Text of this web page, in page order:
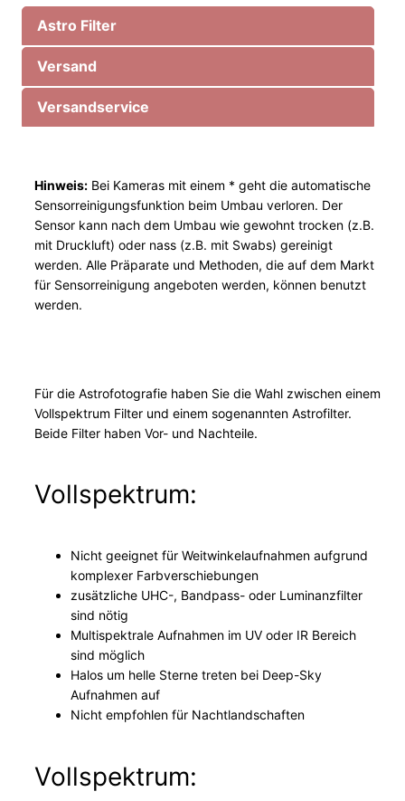
a
P
t
Astro Filter
Versand
Versandservice
Hinweis: Bei Kameras mit einem * geht die automatische
Sensorreinigungsfunktion beim Umbau verloren. Der
Sensor kann nach dem Umbau wie gewohnt trocken (z.B.
mit Druckluft) oder nass (z.B. mit Swabs) gereinigt
werden. Alle Präparate und Methoden, die auf dem Markt
für Sensorreinigung angeboten werden, können benutzt
werden.
Für die Astrofotografie haben Sie die Wahl zwischen einem
Vollspektrum Filter und einem sogenannten Astrofilter.
Beide Filter haben Vor- und Nachteile.
Vollspektrum:
Nicht geeignet für Weitwinkelaufnahmen aufgrund
komplexer Farbverschiebungen
zusätzliche UHC-, Bandpass- oder Luminanzfilter
sind nötig
Multispektrale Aufnahmen im UV oder IR Bereich
sind möglich
Halos um helle Sterne treten bei Deep-Sky
Aufnahmen auf
Nicht empfohlen für Nachtlandschaften
Vollspektrum: